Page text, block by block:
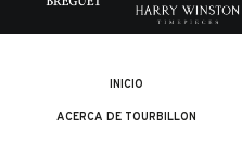
INICIO
ACERCA DE TOURBILLON